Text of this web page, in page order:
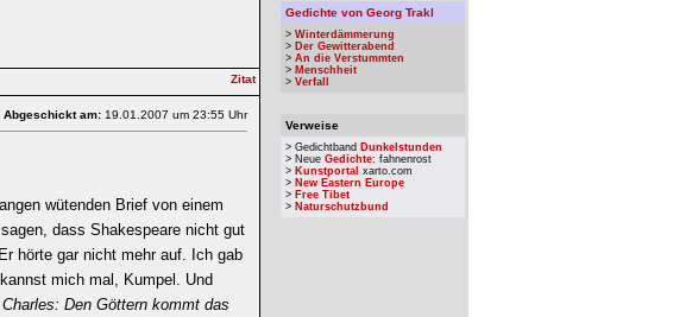
Abgeschickt am: 19.01.2007 um 23:55 Uhr
wütenden Brief von einem
dass Shakespeare nicht gut
hörte gar nicht mehr auf. Ich gab
mich mal, Kumpel. Und
Den Göttern kommt das
Gedichte von Georg Trakl
> Winterdämmerung
> Der Gewitterabend
> An die Verstummten
> Menschheit
> Verfall
Verweise
> Gedichtband Dunkelstunden
> Neue Gedichte: fahnenrost
> Kunstportal xarto.com
> New Eastern Europe
> Free Tibet
> Naturschutzbund